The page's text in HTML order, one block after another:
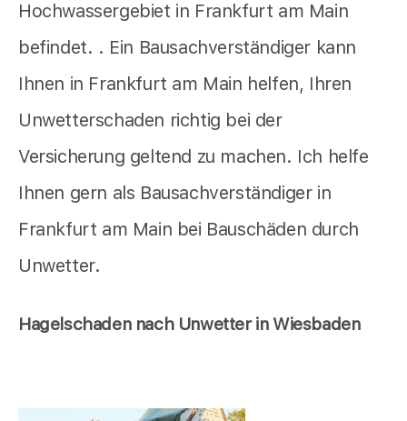
Hochwassergebiet in Frankfurt am Main
befindet. . Ein Bausachverständiger kann
Ihnen in Frankfurt am Main helfen, Ihren
Unwetterschaden richtig bei der
Versicherung geltend zu machen. Ich helfe
Ihnen gern als Bausachverständiger in
Frankfurt am Main bei Bauschäden durch
Unwetter.
Hagelschaden nach Unwetter in Wiesbaden